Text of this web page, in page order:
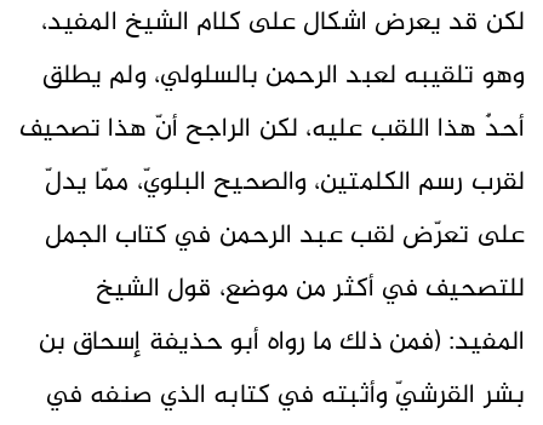
لكن قد يعرض اشكال على كلام الشيخ المفيد،
وهو تلقيبه لعبد الرحمن بالسلولي، ولم يطلق
أحدٌ هذا اللقب عليه، لكن الراجح أنّ هذا تصحيف
لقرب رسم الكلمتين، والصحيح البلويّ، ممّا يدلّ
على تعرّض لقب عبد الرحمن في كتاب الجمل
للتصحيف في أكثر من موضع، قول الشيخ
المفيد: (فمن ذلك ما رواه أبو حذيفة إسحاق بن
بشر القرشيّ وأثبته في كتابه الذي صنفه في